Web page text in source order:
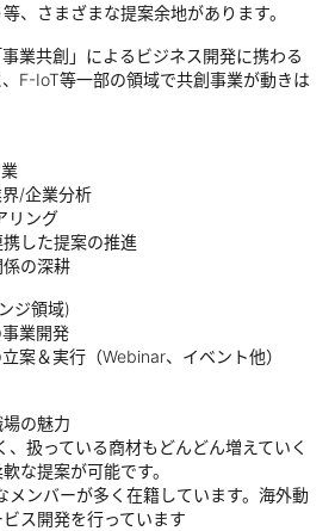
、さまざまな提案余地があります。
業共創」によるビジネス開発に携わる
F-IoT等一部の領域で共創事業が動きは
界/企業分析
リング
した提案の推進
係の深耕
ジ領域)
業開発
案＆実行（Webinar、イベント他）
の魅力
扱っている商材もどんどん増えていく
な提案が可能です。
ンバーが多く在籍しています。海外動
ス開発を行っています